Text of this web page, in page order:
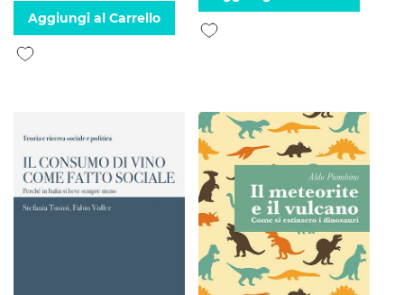
Aggiungi al Carrello
Aggiungi alla lista desideri
Aggiungi alla lista desideri